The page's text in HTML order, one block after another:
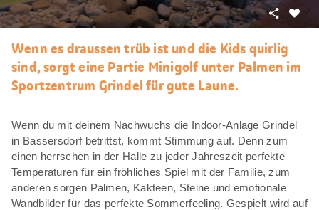
Teilen
Wenn es draussen trüb ist und die Kids quirlig
sind, sorgt eine Partie Minigolf unter Palmen im
Sportzentrum Grindel für gute Laune.
Wenn du mit deinem Nachwuchs die Indoor-Anlage Grindel
in Bassersdorf betrittst, kommt Stimmung auf. Denn zum
einen herrschen in der Halle zu jeder Jahreszeit perfekte
Temperaturen für ein fröhliches Spiel mit der Familie, zum
anderen sorgen Palmen, Kakteen, Steine und emotionale
Wandbilder für das perfekte Sommerfeeling. Gespielt wird auf